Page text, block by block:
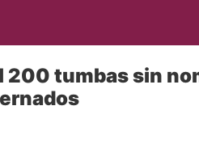
200 tumbas sin